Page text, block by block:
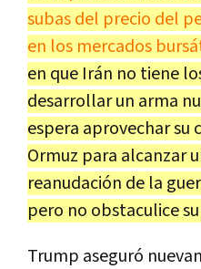
subas del precio del
en los mercados
en que Irán no tiene
desarrollar un arma
espera aprovechar
Ormuz para alcanzar
reanudación de la
pero no obstaculice
Trump aseguró